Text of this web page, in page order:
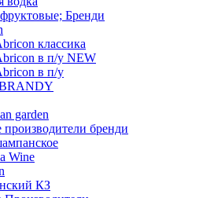
Бренди
классика
в п/у NEW
в п/у
garden
производители бренди
Wine
КЗ